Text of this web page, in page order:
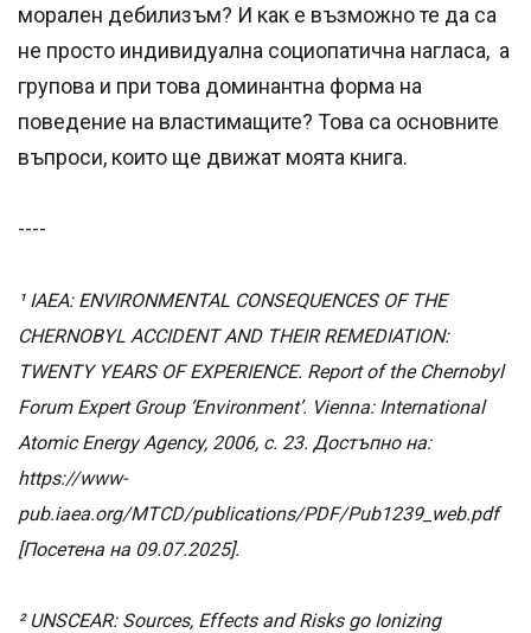
морален дебилизъм? И как е възможно те да са
не просто индивидуална социопатична нагласа, а
групова и при това доминантна форма на
поведение на властимащите? Това са основните
въпроси, които ще движат моята книга.
----
¹ IAEA: ENVIRONMENTAL CONSEQUENCES OF THE
CHERNOBYL ACCIDENT AND THEIR REMEDIATION:
TWENTY YEARS OF EXPERIENCE. Report of the Chernobyl
Forum Expert Group ‘Environment’. Vienna: International
Atomic Energy Agency, 2006, с. 23. Достъпно на:
https://www-
pub.iaea.org/MTCD/publications/PDF/Pub1239_web.pdf
[Посетена на 09.07.2025].
² UNSCEAR: Sources, Effects and Risks go Ionizing